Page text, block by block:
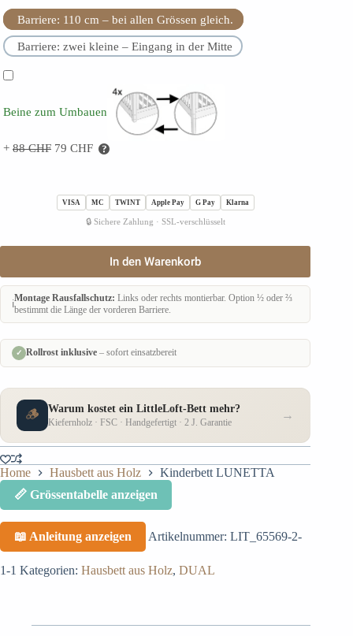
Barriere: 110 cm – bei allen Grössen gleich.
Barriere: zwei kleine – Eingang in der Mitte
Beine zum Umbauen
+ 88CHF 79 CHF
VISA MC TWINT Apple Pay G Pay Klarna
🔒 Sichere Zahlung · SSL-verschlüsselt
Kinderbett
Menge
In den Warenkorb
ℹ️Montage Rausfallschutz: Links oder rechts montierbar. Option ½ oder ⅔
bestimmt die Länge der vorderen Barriere.
✓ Rollrost inklusive – sofort einsatzbereit
🪵 Warum kostet ein LittleLoft-Bett mehr?
Kiefernholz · FSC · Handgefertigt · 2 J. Garantie
→
Home Hausbett aus Holz
Kinderbett LUNETTA
📏 Grössentabelle anzeigen
📖 Anleitung anzeigen Artikelnummer: LIT_65569-2-
1-1 Kategorien: Hausbett aus Holz, DUAL